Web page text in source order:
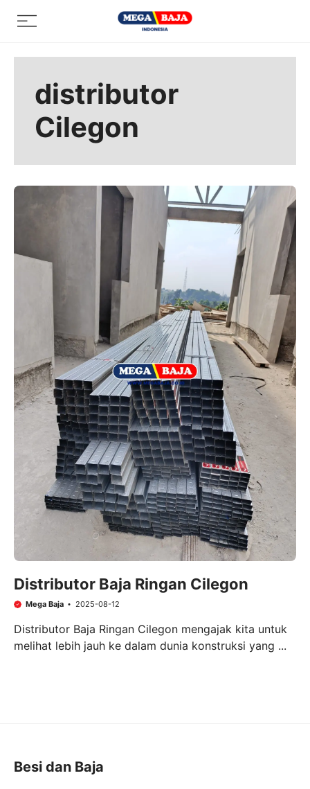
Menu
distributor
Cilegon
Distributor Baja Ringan Cilegon
Mega Baja 2025-08-12
Distributor Baja Ringan Cilegon mengajak kita untuk
melihat lebih jauh ke dalam dunia konstruksi yang ...
Besi dan Baja